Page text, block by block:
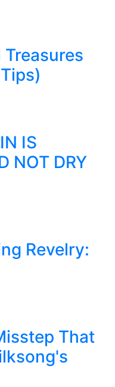
IS
NOT DRY
Revelry:
That